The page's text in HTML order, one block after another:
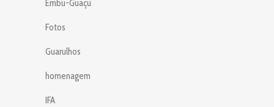
Embu-Guaçu
Fotos
Guarulhos
homenagem
IFA